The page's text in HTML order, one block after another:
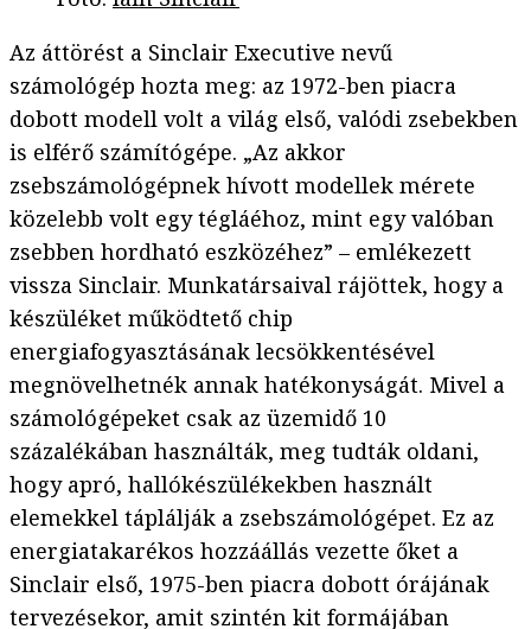
Az áttörést a Sinclair Executive nevű
számológép hozta meg: az 1972-ben piacra
dobott modell volt a világ első, valódi zsebekben
is elférő számítógépe. „Az akkor
zsebszámológépnek hívott modellek mérete
közelebb volt egy tégláéhoz, mint egy valóban
zsebben hordható eszközéhez” – emlékezett
vissza Sinclair. Munkatársaival rájöttek, hogy a
készüléket működtető chip
energiafogyasztásának lecsökkentésével
megnövelhetnék annak hatékonyságát. Mivel a
számológépeket csak az üzemidő 10
százalékában használták, meg tudták oldani,
hogy apró, hallókészülékekben használt
elemekkel táplálják a zsebszámológépet. Ez az
energiatakarékos hozzáállás vezette őket a
Sinclair első, 1975-ben piacra dobott órájának
tervezésekor, amit szintén kit formájában